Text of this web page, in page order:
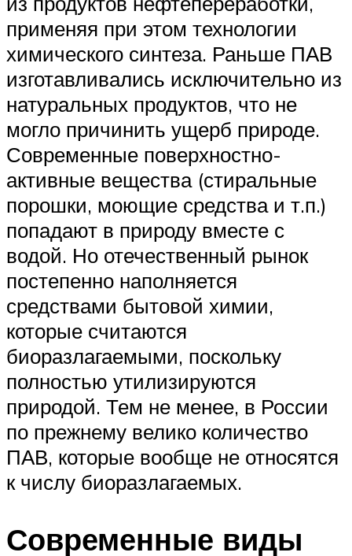
применяя при этом технологии
химического синтеза. Раньше ПАВ
изготавливались исключительно из
натуральных продуктов, что не
могло причинить ущерб природе.
Современные поверхностно-
активные вещества (стиральные
порошки, моющие средства и т.п.)
попадают в природу вместе с
водой. Но отечественный рынок
постепенно наполняется
средствами бытовой химии,
которые считаются
биоразлагаемыми, поскольку
полностью утилизируются
природой. Тем не менее, в России
по прежнему велико количество
ПАВ, которые вообще не относятся
к числу биоразлагаемых.
Современные виды